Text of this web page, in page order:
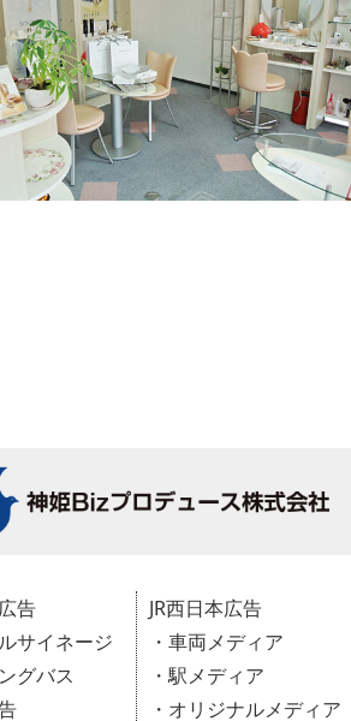
告
サイネージ
グバス
JR西日本広告
・車両メディア
・駅メディア
・オリジナルメディア